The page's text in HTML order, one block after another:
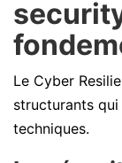
Le Cyber
structurants qui
techniques.